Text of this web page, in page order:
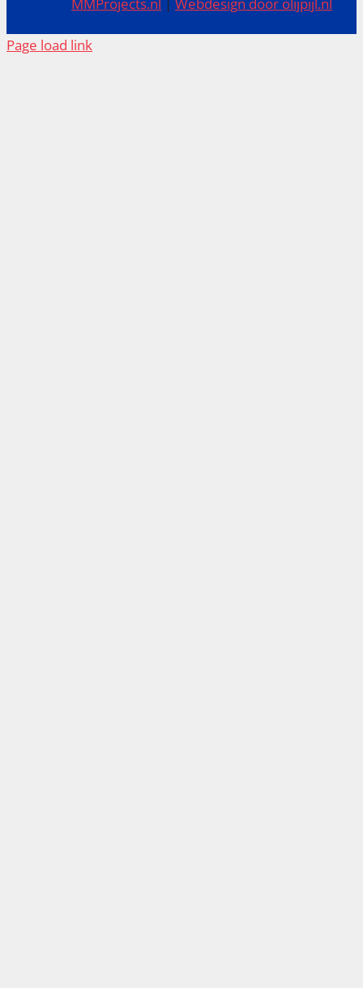
MMProjects.nl |Webdesign door olijpijl.nl
Page load link